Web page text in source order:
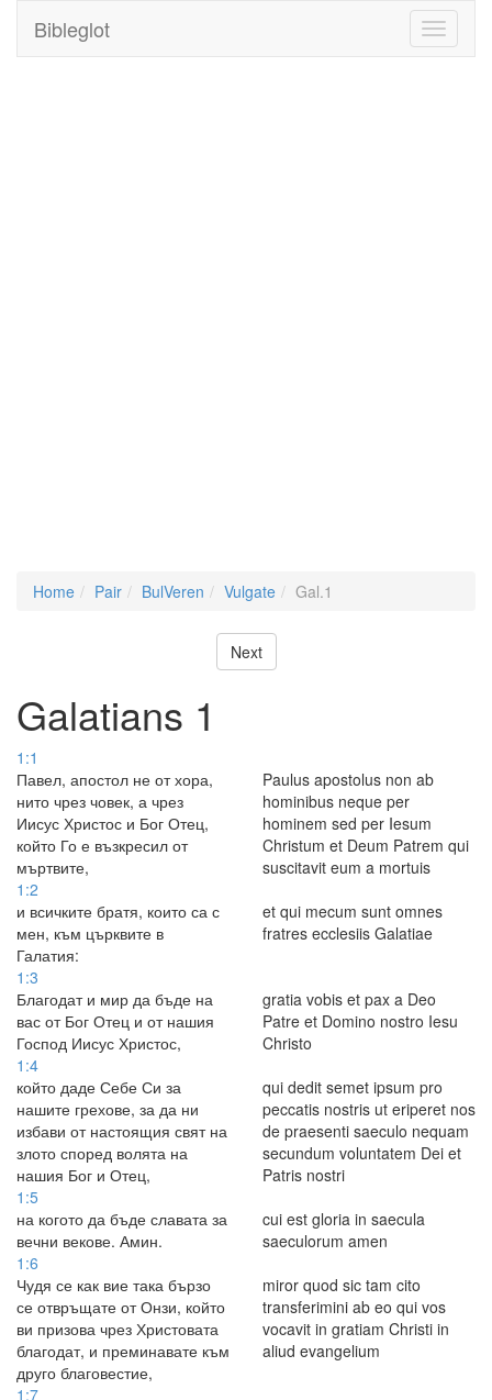
Toggle
Bibleglot
Home Pair BulVeren Vulgate Gal.1
Next
Galatians 1
1:1
Павел, апостол не от хора,
нито чрез човек, а чрез
Иисус Христос и Бог Отец,
който Го е възкресил от
мъртвите,
Paulus apostolus non ab
hominibus neque per
hominem sed per Iesum
Christum et Deum Patrem qui
suscitavit eum a mortuis
1:2
и всичките братя, които са с
мен, към църквите в
Галатия:
et qui mecum sunt omnes
fratres ecclesiis Galatiae
1:3
Благодат и мир да бъде на
вас от Бог Отец и от нашия
Господ Иисус Христос,
gratia vobis et pax a Deo
Patre et Domino nostro Iesu
Christo
1:4
който даде Себе Си за
нашите грехове, за да ни
избави от настоящия свят на
злото според волята на
нашия Бог и Отец,
qui dedit semet ipsum pro
peccatis nostris ut eriperet nos
de praesenti saeculo nequam
secundum voluntatem Dei et
Patris nostri
1:5
на когото да бъде славата за
вечни векове. Амин.
cui est gloria in saecula
saeculorum amen
1:6
Чудя се как вие така бързо
се отвръщате от Онзи, който
ви призова чрез Христовата
благодат, и преминавате към
друго благовестие,
miror quod sic tam cito
transferimini ab eo qui vos
vocavit in gratiam Christi in
aliud evangelium
1:7